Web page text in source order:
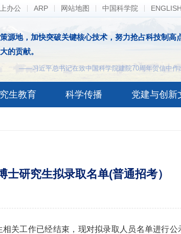
办公 ARP 网站地图 中国科学院 ENGLISH
源地，加快突破关键核心技术，努力抢占科技制高
的贡献。
——习近平总书记在致中国科学院建院70周年贺信中作
生教育 科学传播 党建与创新
研究生拟录取名单(普通招考）
关工作已经结束，现对拟录取人员名单进行公